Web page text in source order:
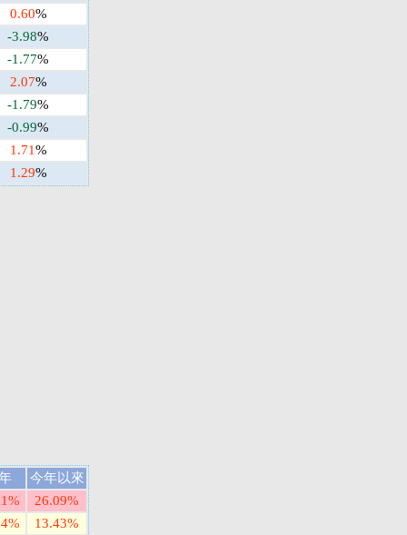
0.60%
-3.98%
-1.77%
2.07%
-1.79%
-0.99%
1.71%
1.29%
今年以來
26.09%
13.43%